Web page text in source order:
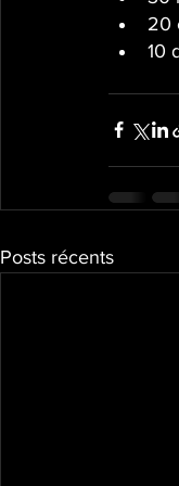
20
10
Posts récents